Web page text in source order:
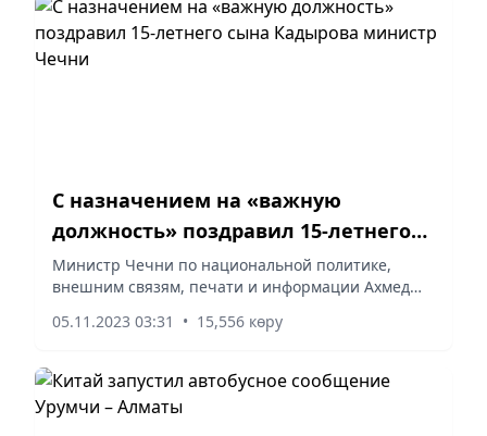
С назначением на «важную
должность» поздравил 15-летнего
сына Кадырова министр Чечни
Министр Чечни по национальной политике,
внешним связям, печати и информации Ахмед
летнего сына Рамзана Кадырова – Адама
05.11.2023 03:31 • 15,556 көру